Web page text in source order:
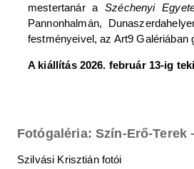
mestertanár aSzéchenyi
Pannonhalmán,
festményeivel, az Art9 Galériában
A kiállítás 2026. február 13-ig
Fotógaléria: Szín-Erő-
Szilvási Krisztián fotói